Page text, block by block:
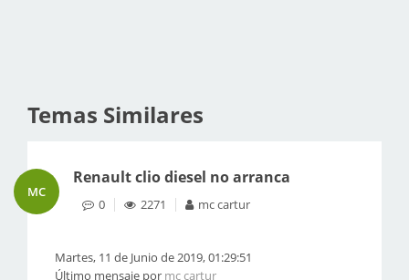
Temas Similares
MC
Renault clio diesel no arranca
0 2271 mc cartur
Martes, 11 de Junio de 2019, 01:29:51
Último mensaje por mc cartur